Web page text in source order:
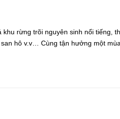
khu rừng trõi nguyên sinh nổi tiếng,
hô v.v… Cùng tận hưởng một